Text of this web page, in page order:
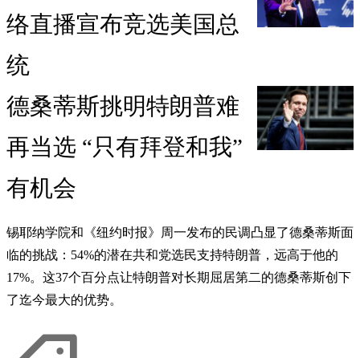
络直播宣布竞选美国总
统
德桑蒂斯挑明特朗普难
再当选 “只有拜登和我”
有机会
锡耶纳学院和《纽约时报》周一发布的民调凸显了德桑蒂斯面
临的挑战：54%的潜在共和党选民支持特朗普，远高于他的
17%。这37个百分点让特朗普对长期屈居第二的德桑蒂斯创下
了迄今最大的优势。